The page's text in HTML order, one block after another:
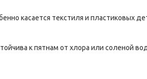
касается текстиля и пластиковых
к пятнам от хлора или соленой